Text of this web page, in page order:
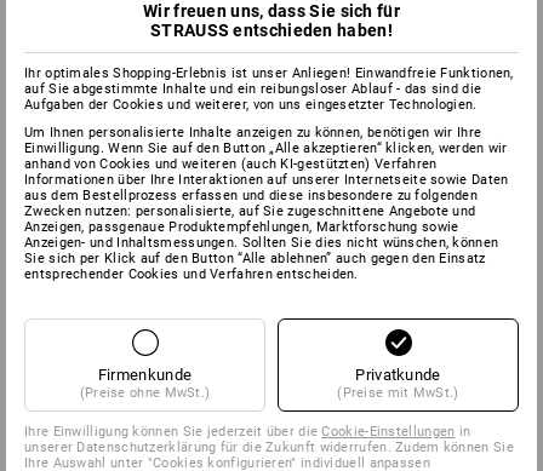
Wir freuen uns, dass Sie sich für
STRAUSS entschieden haben!
Ihr optimales Shopping-Erlebnis ist unser Anliegen! Einwandfreie Funktionen,
auf Sie abgestimmte Inhalte und ein reibungsloser Ablauf - das sind die
Aufgaben der Cookies und weiterer, von uns eingesetzter Technologien.
Um Ihnen personalisierte Inhalte anzeigen zu können, benötigen wir Ihre
Einwilligung. Wenn Sie auf den Button „Alle akzeptieren“ klicken, werden wir
anhand von Cookies und weiteren (auch KI-gestützten) Verfahren
Informationen über Ihre Interaktionen auf unserer Internetseite sowie Daten
aus dem Bestellprozess erfassen und diese insbesondere zu folgenden
Zwecken nutzen: personalisierte, auf Sie zugeschnittene Angebote und
Anzeigen, passgenaue Produktempfehlungen, Marktforschung sowie
Anzeigen- und Inhaltsmessungen. Sollten Sie dies nicht wünschen, können
Sie sich per Klick auf den Button “Alle ablehnen” auch gegen den Einsatz
entsprechender Cookies und Verfahren entscheiden.
Firmenkunde
(Preise ohne MwSt.)
Privatkunde
(Preise mit MwSt.)
Ihre Einwilligung können Sie jederzeit über dieCookie-Einstellungen in
unserer Datenschutzerklärung für die Zukunft widerrufen. Zudem können Sie
Ihre Auswahl unter "Cookies konfigurieren" individuell anpassen